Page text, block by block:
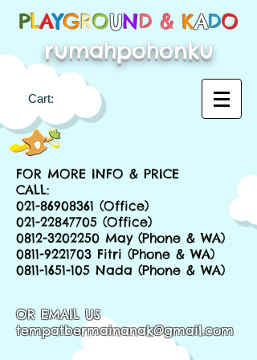
PLAYGROUND & KADO
rumahpohonku
Cart:
FOR MORE INFO & PRICE
CALL:
021-86908361 (Office)
021-22847705 (Office)
0812-3202250 May (Phone & WA)
0811-9221703 Fitri (Phone & WA)
0811-1651-105 Nada (Phone & WA)
OR EMAIL US
tempatbermainanak@gmail.com